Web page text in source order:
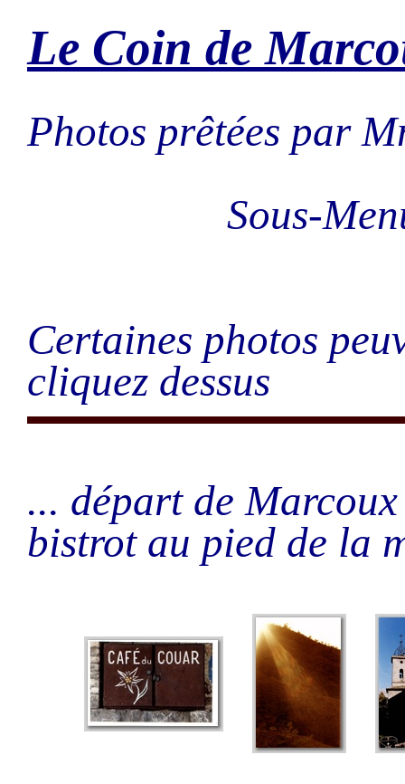
Le Coin de
Photos prêtées par
Sous-
Certaines photos
cliquez dessus
... départ de
bistrot au pied de la